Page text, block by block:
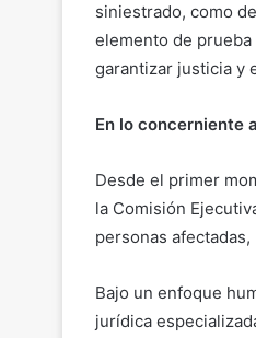
siniestrado, como
elemento de
garantizar justicia y
En lo concerniente
Desde el primer
la Comisión
personas
Bajo un enfoque
jurídica